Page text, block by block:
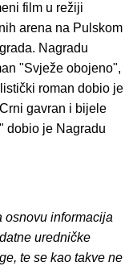
film u režiji
arena na Pulskom
Nagradu
"Svježe obojeno",
roman dobio je
gavran i bijele
dobio je Nagradu
informacija
uredničke
te se kao takve ne